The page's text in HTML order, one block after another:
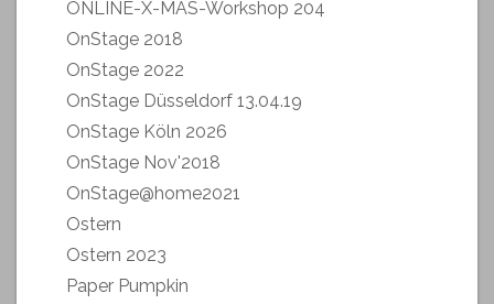
ONLINE-X-MAS-Workshop 204
OnStage 2018
OnStage 2022
OnStage Düsseldorf 13.04.19
OnStage Köln 2026
OnStage Nov'2018
OnStage@home2021
Ostern
Ostern 2023
Paper Pumpkin